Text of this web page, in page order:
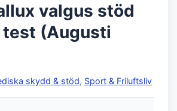
valgus stöd
(Augusti
skydd & stöd, Sport & Friluftsliv